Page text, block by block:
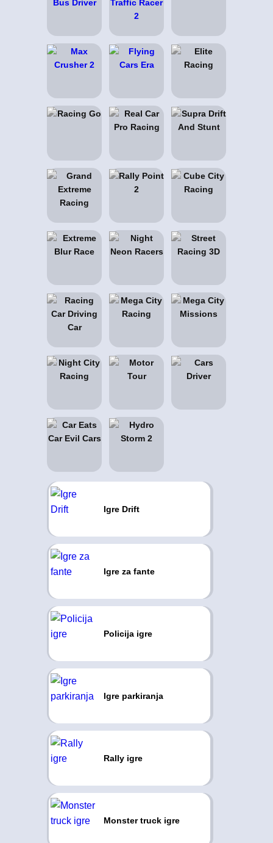
Igre Drift
Igre za fante
Policija igre
Igre parkiranja
Rally igre
Monster truck igre